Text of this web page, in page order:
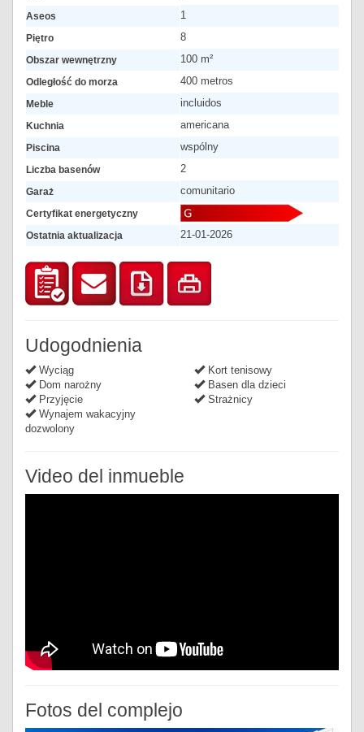
Aseos 1
Piętro 8
Obszar wewnętrzny 100 m²
Odległość do morza 400 metros
Meble incluidos
Kuchnia americana
Piscina wspólny
Liczba basenów 2
Garaż comunitario
Certyfikat energetyczny
Ostatnia aktualizacja 21-01-2026
Udogodnienia
Wyciąg
Kort tenisowy
Dom narożny
Basen dla dzieci
Przyjęcie
Strażnicy
Wynajem wakacyjny
dozwolony
Video del inmueble
Fotos del complejo